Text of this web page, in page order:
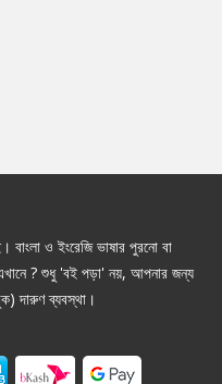
ও ইংরেজি ভাষার পুরনো বা
? শুধু 'বই পড়া' নয়, আপনার জন্য
দারুণ ব্যবস্থা।